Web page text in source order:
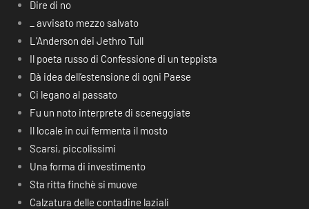
Dire di no
_ avvisato mezzo salvato
L’Anderson dei Jethro Tull
Il poeta russo di Confessione di un teppista
Dà idea dell’estensione di ogni Paese
Ci legano al passato
Fu un noto interprete di sceneggiate
Il locale in cui fermenta il mosto
Scarsi, piccolissimi
Una forma di investimento
Sta ritta finchè si muove
Calzatura delle contadine laziali